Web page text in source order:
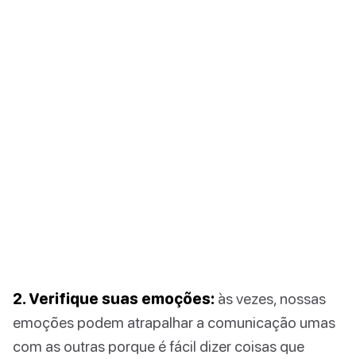
2. Verifique suas emoções: às vezes, nossas
emoções podem atrapalhar a comunicação umas
com as outras porque é fácil dizer coisas que